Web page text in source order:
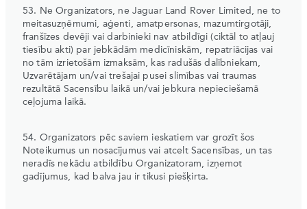
53. Ne Organizators, ne Jaguar Land Rover Limited, ne to
meitasuzņēmumi, aģenti, amatpersonas, mazumtirgotāji,
franšīzes devēji vai darbinieki nav atbildīgi (ciktāl to atļauj
tiesību akti) par jebkādām medicīniskām, repatriācijas vai
no tām izrietošām izmaksām, kas radušās dalībniekam,
Uzvarētājam un/vai trešajai pusei slimības vai traumas
rezultātā Sacensību laikā un/vai jebkura nepieciešamā
ceļojuma laikā.
54. Organizators pēc saviem ieskatiem var grozīt šos
Noteikumus un nosacījumus vai atcelt Sacensības, un tas
neradīs nekādu atbildību Organizatoram, izņemot
gadījumus, kad balva jau ir tikusi piešķirta.